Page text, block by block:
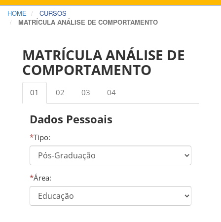
HOME
CURSOS
MATRÍCULA ANÁLISE DE COMPORTAMENTO
MATRÍCULA ANÁLISE DE
COMPORTAMENTO
01 02 03 04
Dados Pessoais
*Tipo:
*Área: